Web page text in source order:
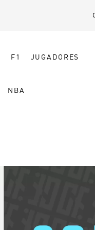
F1 JUGADORES
NBA